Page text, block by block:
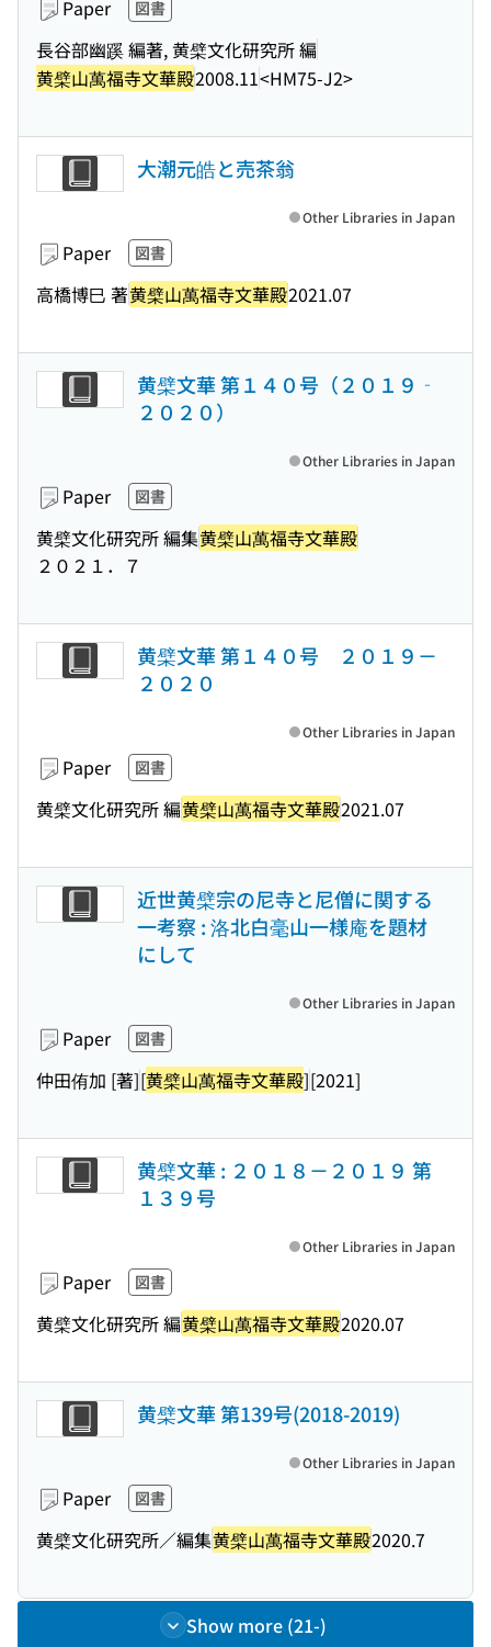
Paper 図書
長谷部幽蹊 編著, 黄檗文化研究所 編
黄檗山萬福寺文華殿2008.11<HM75-J2>
大潮元皓と売茶翁
Paper 図書
高橋博巳 著黄檗山萬福寺文華殿2021.07
Other Libraries in Japan
黄檗文華 第１４０号（２０１９‐
２０２０）
Paper 図書
黄檗文化研究所 編集黄檗山萬福寺文華殿
２０２１．７
Other Libraries in Japan
黄檗文華 第１４０号 ２０１９－
２０２０
Paper 図書
黄檗文化研究所 編黄檗山萬福寺文華殿2021.07
Other Libraries in Japan
近世黄檗宗の尼寺と尼僧に関する
一考察 : 洛北白毫山一様庵を題材
にして
Paper 図書
仲田侑加 [著][黄檗山萬福寺文華殿][2021]
Other Libraries in Japan
黄檗文華 : ２０１８－２０１９ 第
１３９号
Paper 図書
黄檗文化研究所 編黄檗山萬福寺文華殿2020.07
Other Libraries in Japan
黄檗文華 第139号(2018-2019)
Paper 図書
黄檗文化研究所／編集黄檗山萬福寺文華殿2020.7
Other Libraries in Japan
Show more (21-)